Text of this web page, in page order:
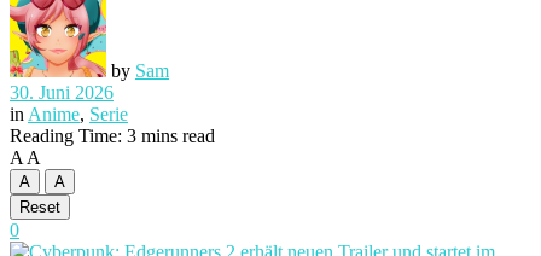
by Sam
30. Juni 2026
in Anime, Serie
Reading Time: 3 mins read
A A
A
A
Reset
0